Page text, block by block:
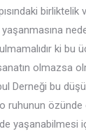
birliktelik
ki bu
olmazsa
Derneği bu
ruhunun özünde
yaşanabilmesi